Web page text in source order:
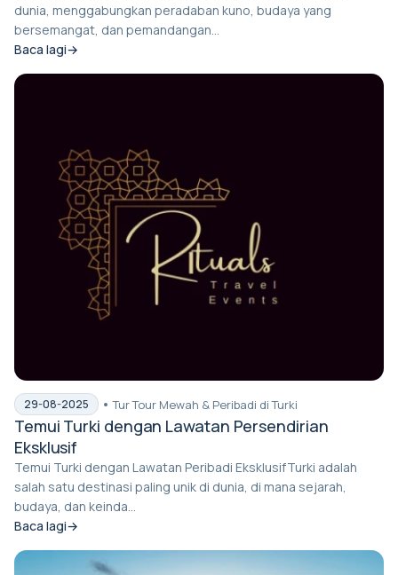
dunia, menggabungkan peradaban kuno, budaya yang
bersemangat, dan pemandangan...
Baca lagi
29-08-2025 Tur Tour Mewah & Peribadi di Turki
Temui Turki dengan Lawatan Persendirian
Eksklusif
Temui Turki dengan Lawatan Peribadi EksklusifTurki adalah
salah satu destinasi paling unik di dunia, di mana sejarah,
budaya, dan keinda...
Baca lagi